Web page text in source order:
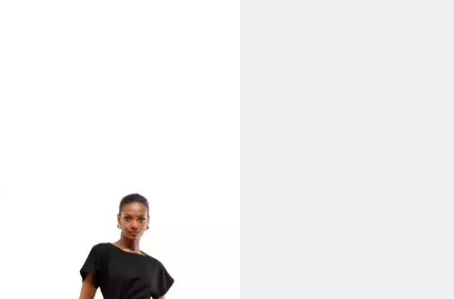
Skaterkleid Lipsy Mini-Skatekleid
mit Metalldetails, Regular (1-tlg)
89,00 €